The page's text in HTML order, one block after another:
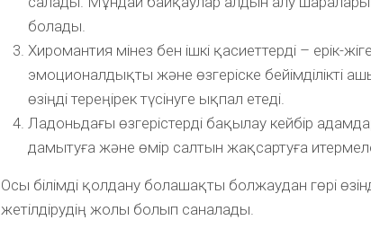
болады.
Хиромантия мінез бен ішкі қасиеттерді – ерік-
эмоционалдықты және өзгеріске бейімділікті
өзіңді тереңірек түсінуге ықпал етеді.
Ладоньдағы өзгерістерді бақылау кейбір
дамытуға және өмір салтын жақсартуға
Осы білімді қолдану болашақты болжаудан гөрі
жетілдірудің жолы болып саналады.